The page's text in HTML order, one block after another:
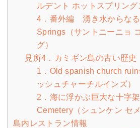
ルデント ホットスプリング
4．番外編 湧き水からな
Springs（サントニーニョ
グ）
見所4．カミギン島の古い歴史
1．Old spanish church
ッシュチャーチルインズ）
2．海に浮かぶ巨大な十字
Cemetery（シュンケン セメ
島内レストラン情報